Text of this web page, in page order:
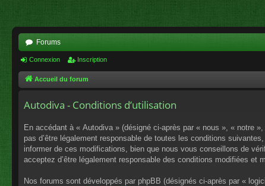
Forums
Connexion Inscription
Accueil du forum
Autodiva - Conditions d’utilisation
En accédant à « Autodiva » (désigné ci-après par « nous », « notre
pas d’être légalement responsable de toutes les conditions
informer de ces modifications, bien que nous vous conseillons de
acceptez d’être légalement responsable des conditions modifiées et
Nos forums sont développés par phpBB (désignés ci-après par «